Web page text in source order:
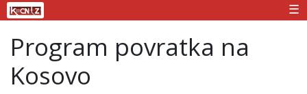
☰
Program povratka na
Kosovo